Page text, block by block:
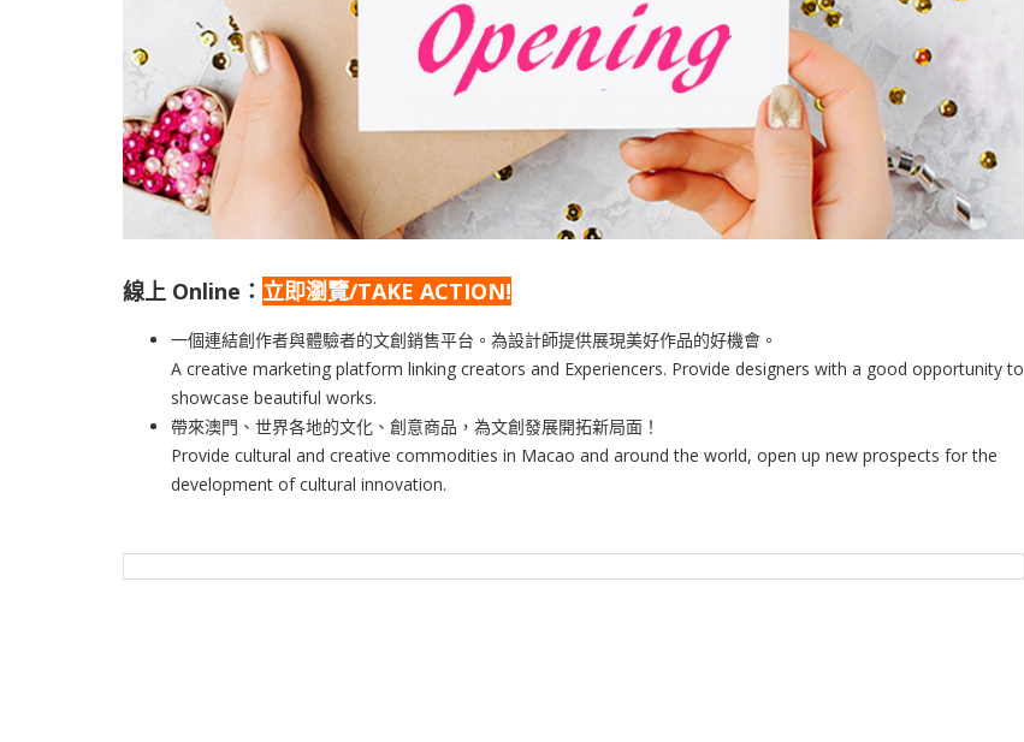
線上 Online： 立即瀏覽/TAKE ACTION!
一個連結創作者與體驗者的文創銷售平台。為設計師提供展現美好作品的好機會。
A creative marketing platform linking creators and Experiencers. Provide designers with a good opportunity to
showcase beautiful works.
帶來澳門、世界各地的文化、創意商品，為文創發展開拓新局面！
Provide cultural and creative commodities in Macao and around the world, open up new prospects for the
development of cultural innovation.